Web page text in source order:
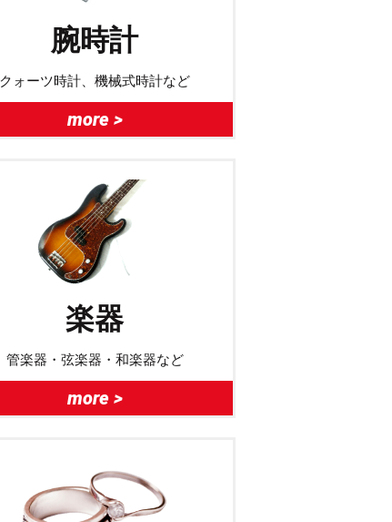
腕時計
クォーツ時計、機械式時計など
more >
楽器
管楽器・弦楽器・和楽器など
more >